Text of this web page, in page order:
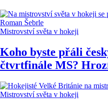
Mistrovství světa v hokeji
Koho byste přáli
čtvrtfinále MS?
Mistrovství světa v hokeji